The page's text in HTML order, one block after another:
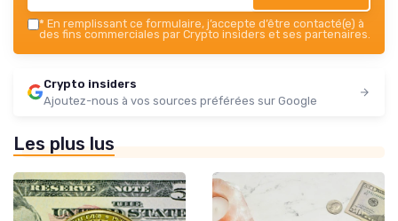
* En remplissant ce formulaire, j’accepte d’être contacté(e) à
des fins commerciales par Crypto insiders et ses partenaires.
Crypto insiders
Ajoutez-nous à vos sources préférées sur Google
Les plus lus